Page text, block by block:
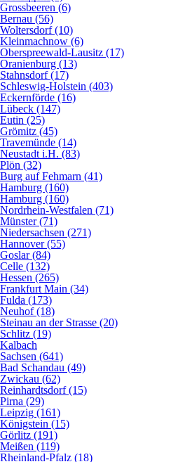
Grossbeeren (6)
Bernau (56)
Woltersdorf (10)
Kleinmachnow (6)
Oberspreewald-Lausitz (17)
Oranienburg (13)
Stahnsdorf (17)
Schleswig-Holstein (403)
Eckernförde (16)
Lübeck (147)
Eutin (25)
Grömitz (45)
Travemünde (14)
Neustadt i.H. (83)
Plön (32)
Burg auf Fehmarn (41)
Hamburg (160)
Hamburg (160)
Nordrhein-Westfalen (71)
Münster (71)
Niedersachsen (271)
Hannover (55)
Goslar (84)
Celle (132)
Hessen (265)
Frankfurt Main (34)
Fulda (173)
Neuhof (18)
Steinau an der Strasse (20)
Schlitz (19)
Kalbach
Sachsen (641)
Bad Schandau (49)
Zwickau (62)
Reinhardtsdorf (15)
Pirna (29)
Leipzig (161)
Königstein (15)
Görlitz (191)
Meißen (119)
Rheinland-Pfalz (18)